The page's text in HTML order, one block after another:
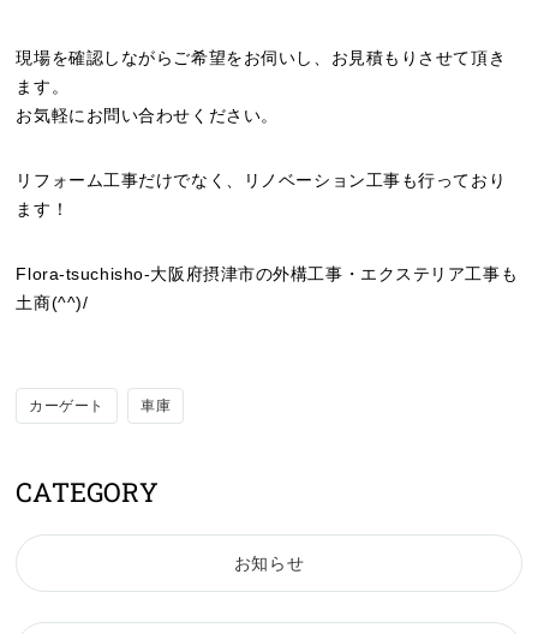
現場を確認しながらご希望をお伺いし、お見積もりさせて頂き
ます。
お気軽にお問い合わせください。
リフォーム工事だけでなく、リノベーション工事も行っており
ます！
Flora-tsuchisho-大阪府摂津市の外構工事・エクステリア工事も
土商(^^)/
カーゲート 車庫
CATEGORY
お知らせ